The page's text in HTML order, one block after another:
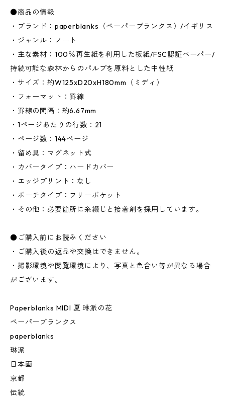
●商品の情報
・ブランド：paperblanks（ペーパーブランクス）/イギリス
・ジャンル：ノート
・主な素材：100％再生紙を利用した板紙/FSC認証ペーパー/
持続可能な森林からのパルプを原料とした中性紙
・サイズ：約W125xD20xH180mm（ミディ）
・フォーマット：罫線
・罫線の間隔：約6.67mm
・1ページあたりの行数：21
・ページ数：144ページ
・留め具：マグネット式
・カバータイプ：ハードカバー
・エッジプリント：なし
・ポーチタイプ：フリーポケット
・その他：必要箇所に糸綴じと接着剤を採用しています。
●ご購入前にお読みください
・ご購入後の返品や交換はできません。
・撮影環境や閲覧環境により、写真と色合い等が異なる場合
がございます。
Paperblanks MIDI 夏 琳派の花
ペーパーブランクス
paperblanks
琳派
日本画
京都
伝統